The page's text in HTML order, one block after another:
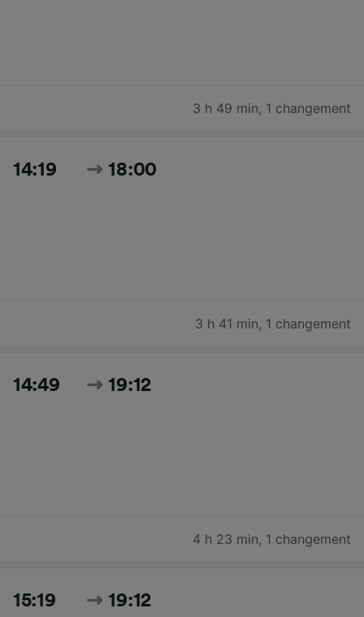
3 h 49 min, 1 changement
14:19 18:00
3 h 41 min, 1 changement
14:49 19:12
4 h 23 min, 1 changement
15:19 19:12